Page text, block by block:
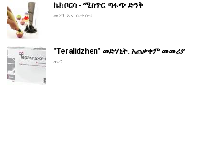
ኬክ ቦርሳ - ሚስጥር ጣፋጭ ድንቅ
መነሻ እና ቤተሰብ
"Teralidzhen" መድሃኒት. አጠቃቀም መመሪያ
ጤና